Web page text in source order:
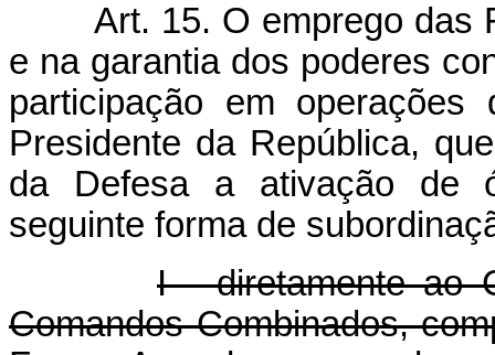
Art. 15. O emprego das
e na garantia dos poderes
participação em
Presidente da República,
da Defesa a ativação de
seguinte forma de
I - diretamente ao
Comandos Combinados,